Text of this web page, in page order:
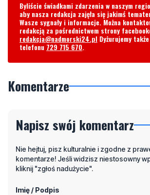
Byliście świadkami zdarzenia w naszym
aby nasza redakcja zajęła się jakimś
Wasze sygnały i informacje. Można
redakcją za pośrednictwem strony
redakcja@nadmorski24.pl Dyżurujemy
telefonu 729 715 670.
Komentarze
Napisz swój komentarz
Nie hejtuj, pisz kulturalnie i zgodne z
komentarze! Jeśli widzisz niestosowny
kliknij "zgłoś nadużycie".
Imię / Podpis